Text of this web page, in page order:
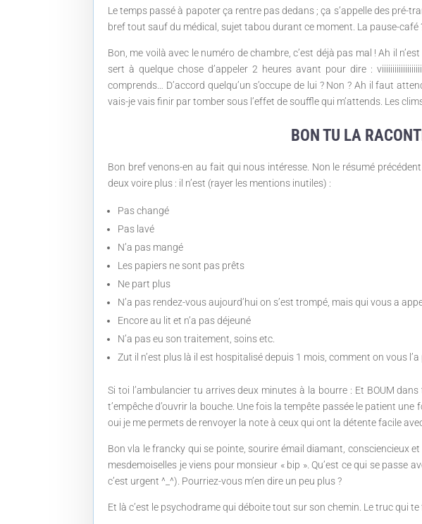
Le temps passé à papoter ça rentre pas dedans ; ça s’appelle des pré-
bref tout sauf du médical, sujet tabou durant ce moment. La pause-café
Bon, me voilà avec le numéro de chambre, c’est déjà pas mal ! Ah il
sert à quelque chose d’appeler 2 heures avant pour dire :
comprends… D’accord quelqu’un s’occupe de lui ? Non ? Ah il faut
vais-je vais finir par tomber sous l’effet de souffle qui m’attends. Les
BON TU LA
Bon bref venons-en au fait qui nous intéresse. Non le résumé
deux voire plus : il n’est (rayer les mentions inutiles) :
Pas changé
Pas lavé
N’a pas mangé
Les papiers ne sont pas prêts
Ne part plus
N’a pas rendez-vous aujourd’hui on s’est trompé, mais qui vous a
Encore au lit et n’a pas déjeuné
N’a pas eu son traitement, soins etc.
Zut il n’est plus là il est hospitalisé depuis 1 mois, comment on vous l’a
Si toi l’ambulancier tu arrives deux minutes à la bourre : Et BOUM
t’empêche d’ouvrir la bouche. Une fois la tempête passée le patient
oui je me permets de renvoyer la note à ceux qui ont la détente facile
Bon vla le francky qui se pointe, sourire émail diamant, consciencieux
mesdemoiselles je viens pour monsieur « bip ». Qu’est ce qui se passe
c’est urgent ^_^). Pourriez-vous m’en dire un peu plus ?
Et là c’est le psychodrame qui déboite tout sur son chemin. Le truc qui